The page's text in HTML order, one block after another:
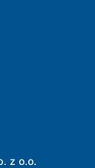
z o.o.